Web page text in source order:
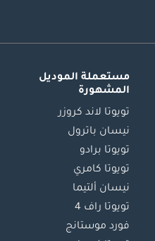
مستعملة الموديل
المشهورة
تويوتا لاند كروزر
نيسان باترول
تويوتا برادو
تويوتا كامري
نيسان ألتيما
تويوتا راف 4
فورد موستانج